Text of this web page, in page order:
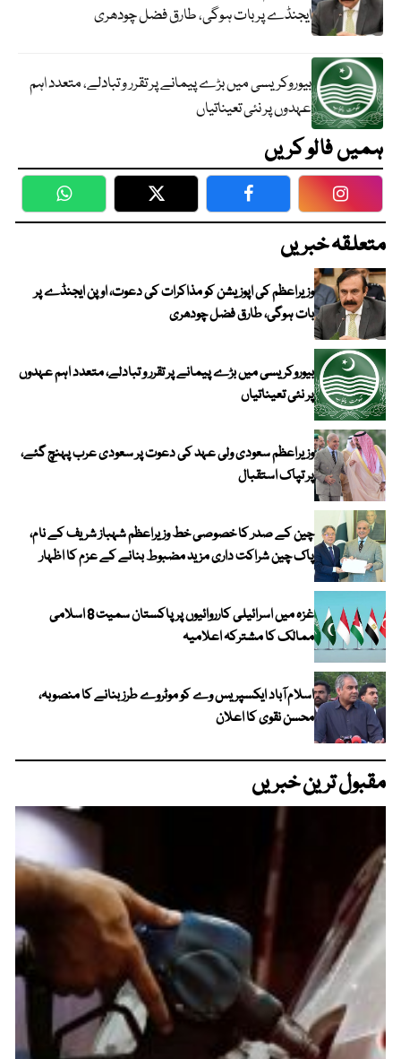
ایجنڈے پر بات ہوگی، طارق فضل چودھری
بیوروکریسی میں بڑے پیمانے پر تقرر و تبادلے، متعدد اہم
عہدوں پر نئی تعیناتیاں
ہمیں فالو کریں
WhatsApp Twitter Facebook
متعلقہ خبریں
وزیراعظم کی اپوزیشن کو مذاکرات کی دعوت، اوپن ایجنڈے پر
بات ہوگی، طارق فضل چودھری
بیوروکریسی میں بڑے پیمانے پر تقرر و تبادلے، متعدد اہم عہدوں
پر نئی تعیناتیاں
وزیراعظم سعودی ولی عہد کی دعوت پر سعودی عرب پہنچ گئے،
پر تپاک استقبال
چین کے صدر کا خصوصی خط وزیراعظم شہباز شریف کے نام،
پاک چین شراکت داری مزید مضبوط بنانے کے عزم کا اظہار
غزہ میں اسرائیلی کارروائیوں پر پاکستان سمیت 8 اسلامی
ممالک کا مشترکہ اعلامیہ
اسلام آباد ایکسپریس وے کو موٹروے طرز بنانے کا منصوبہ،
محسن نقوی کا اعلان
مقبول ترین خبریں